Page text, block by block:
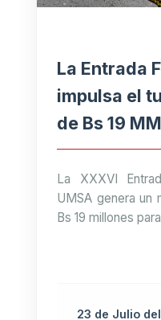
La Entrada
impulsa el
de Bs 19
La XXXVI
UMSA genera un
Bs 19 millones
23 de Julio